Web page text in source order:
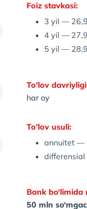
Foiz stavkasi:
3 yil —
4 yil —
5 yil —
To'lov
har oy
To'lov usuli:
annuitet —
Bank
50 mln